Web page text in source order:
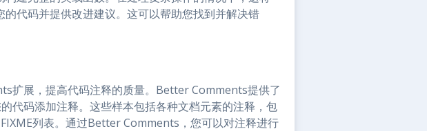
代码并提供改进建议。这可以帮助您找到并解决错
扩展，提高代码注释的质量。Better Comments提供了
代码添加注释。这些样本包括各种文档元素的注释，包
列表。通过Better Comments，您可以对注释进行